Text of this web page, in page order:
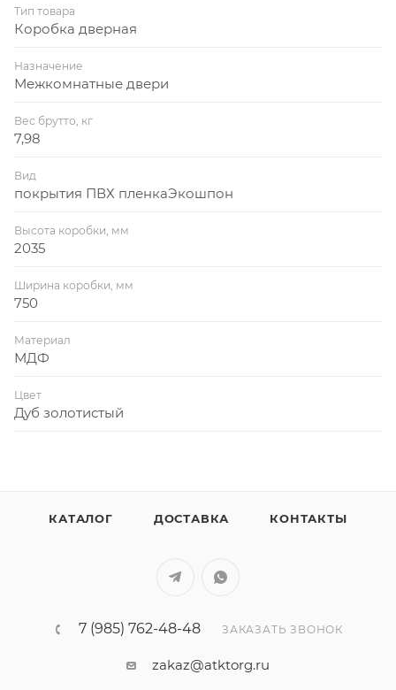
Тип товара
Коробка дверная
Назначение
Межкомнатные двери
Вес брутто, кг
7,98
Вид
покрытия ПВХ пленкаЭкошпон
Высота коробки, мм
2035
Ширина коробки, мм
750
Материал
МДФ
Цвет
Дуб золотистый
КАТАЛОГ ДОСТАВКА КОНТАКТЫ
7 (985) 762-48-48 ЗАКАЗАТЬ ЗВОНОК
zakaz@atktorg.ru